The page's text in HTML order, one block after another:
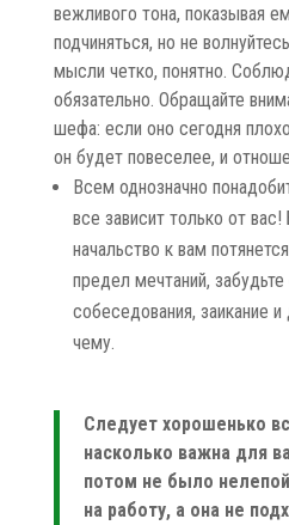
вежливого тона, показывая
подчиняться, но не
мысли четко, понятно.
обязательно. Обращайте
шефа: если оно сегодня
он будет повеселее, и
Всем однозначно
все зависит только от
начальство к вам
предел мечтаний,
собеседования, заикание
чему.
Следует хорошенько
насколько важна для
потом не было
на работу, а она не